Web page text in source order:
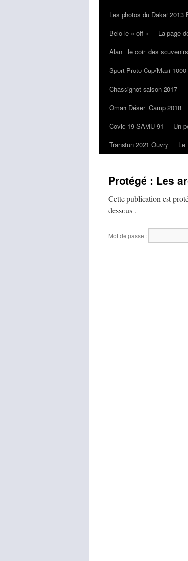
Les photos du Dakar 2013
Belo le « off »
La page
Alan , le coin des souvenirs
Sport Proto Cup/Maxi 1000
Chassignot saison 2017
Oman Désert Camp 2018
Covid 19 SAMU 91
Un
Transtun 2021 Ouvry
Le
Protégé : Les
Cette publication est
dessous :
Mot de passe :